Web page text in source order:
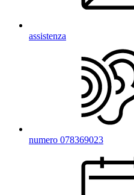
assistenza
numero 078369023